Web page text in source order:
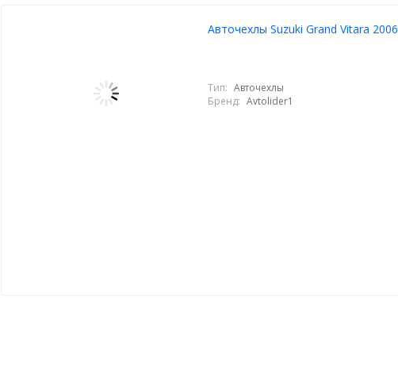
Авточехлы Suzuki Grand Vitara
Тип: Авточехлы
Бренд: Avtolider1